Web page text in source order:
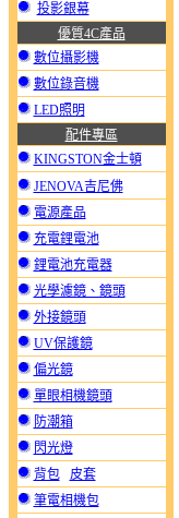
投影銀幕
優質4C產品
數位攝影機
數位錄音機
LED照明
配件專區
KINGSTON金士頓
JENOVA吉尼佛
電源產品
充電鋰電池
鋰電池充電器
光學濾鏡、鏡頭
外接鏡頭
UV保護鏡
偏光鏡
單眼相機鏡頭
防潮箱
閃光燈
背包
皮套
筆電相機包